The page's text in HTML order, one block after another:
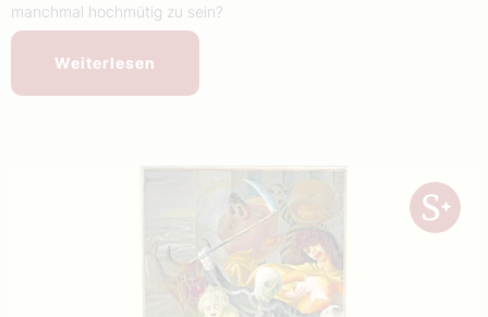
manchmal hochmütig zu sein?
Weiterlesen